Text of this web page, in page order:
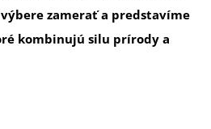
zamerať a predstavíme
kombinujú silu prírody a